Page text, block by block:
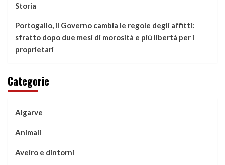
Storia
Portogallo, il Governo cambia le regole degli affitti:
sfratto dopo due mesi di morosità e più libertà per i
proprietari
Categorie
Algarve
Animali
Aveiro e dintorni